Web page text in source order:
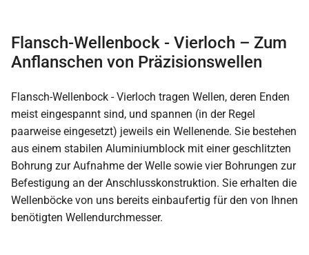
Flansch-Wellenbock - Vierloch – Zum
Anflanschen von Präzisionswellen
Flansch-Wellenbock - Vierloch tragen Wellen, deren Enden
meist eingespannt sind, und spannen (in der Regel
paarweise eingesetzt) jeweils ein Wellenende. Sie bestehen
aus einem stabilen Aluminiumblock mit einer geschlitzten
Bohrung zur Aufnahme der Welle sowie vier Bohrungen zur
Befestigung an der Anschlusskonstruktion. Sie erhalten die
Wellenböcke von uns bereits einbaufertig für den von Ihnen
benötigten Wellendurchmesser.